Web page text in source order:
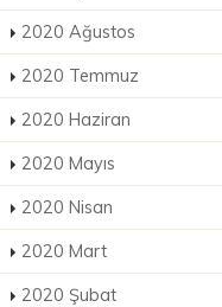
2020 Ağustos
2020 Temmuz
2020 Haziran
2020 Mayıs
2020 Nisan
2020 Mart
2020 Şubat